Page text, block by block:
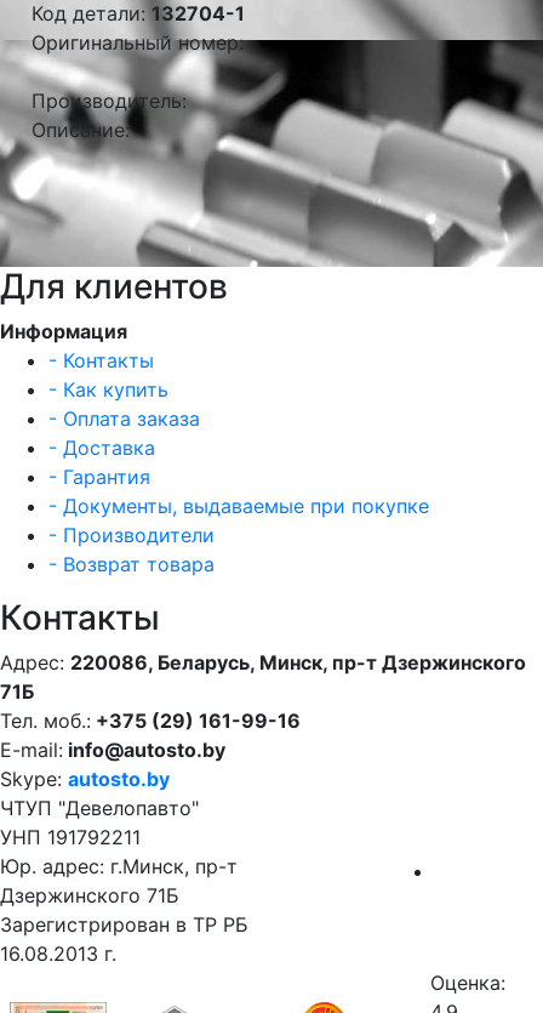
Код детали: 132704-1
Оригинальный номер:
Производитель:
Описание:
Для клиентов
Информация
- Контакты
- Как купить
- Оплата заказа
- Доставка
- Гарантия
- Документы, выдаваемые при покупке
- Производители
- Возврат товара
Контакты
Адрес: 220086, Беларусь, Минск, пр-т Дзержинского
71Б
Тел. моб.: +375 (29) 161-99-16
E-mail: info@autosto.by
Skype: autosto.by
ЧТУП "Девелопавто"
УНП 191792211
Юр. адрес: г.Минск, пр-т
Дзержинского 71Б
Зарегистрирован в ТР РБ
16.08.2013 г.
Оценка: